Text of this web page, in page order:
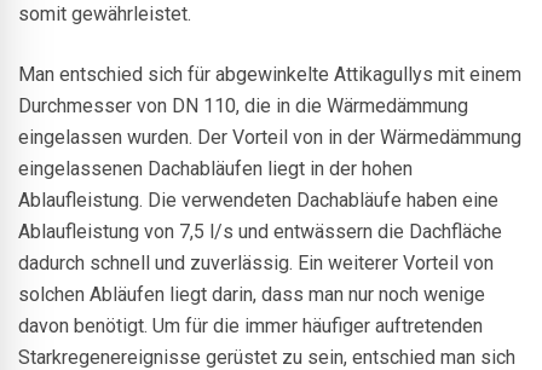
somit gewährleistet.
Man entschied sich für abgewinkelte Attikagullys mit einem
Durchmesser von DN 110, die in die Wärmedämmung
eingelassen wurden. Der Vorteil von in der Wärmedämmung
eingelassenen Dachabläufen liegt in der hohen
Ablaufleistung. Die verwendeten Dachabläufe haben eine
Ablaufleistung von 7,5 l/s und entwässern die Dachfläche
dadurch schnell und zuverlässig. Ein weiterer Vorteil von
solchen Abläufen liegt darin, dass man nur noch wenige
davon benötigt. Um für die immer häufiger auftretenden
Starkregenereignisse gerüstet zu sein, entschied man sich